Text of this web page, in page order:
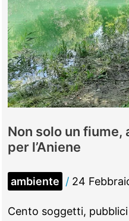
Non solo un
per l’Aniene
ambiente / 24
Cento soggetti,